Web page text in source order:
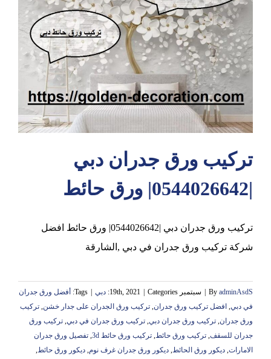
عجمان
تركيب ورق جدران دبي
|0544026642| ورق حائط
تركيب ورق جدران دبي |0544026642| ورق حائط افضل
شركة تركيب ورق جدران في دبي ,الشارقة
By adminAsdS سبتمبر 19th, 2021 Categories: دبي Tags:
أفضل ورق جدران
في دبي, افضل تركيب ورق جدران, تركيب ورق الجدران على جدار خشن, تركيب
ورق جدران, تركيب ورق جدران دبي, تركيب ورق جدران في دبي, تركيب ورق
جدران للسقف, تركيب ورق حائط, تركيب ورق حائط 3d , تفصيل ورق جدران
الامارات, ديكور ورق الحائط, ديكور ورق جدران غرف نوم, ديكور ورق حائط,